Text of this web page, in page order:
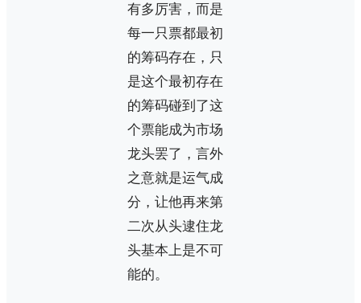
有多厉害，而是
每一只票都最初
的筹码存在，只
是这个最初存在
的筹码碰到了这
个票能成为市场
龙头罢了，言外
之意就是运气成
分，让他再来第
二次从头逮住龙
头基本上是不可
能的。